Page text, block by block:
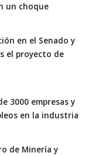
un choque
en el Senado y
el proyecto de
3000 empresas y
en la industria
de Minería y